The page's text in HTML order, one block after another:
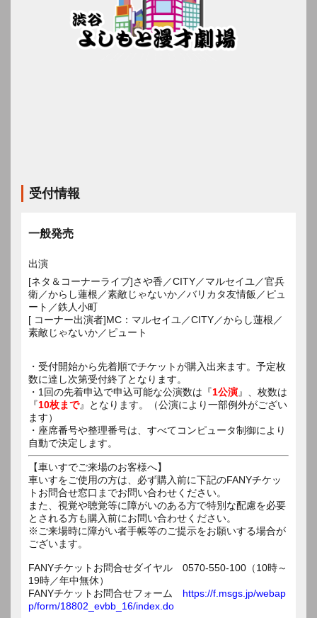
受付情報
一般発売
出演
[ネタ＆コーナーライブ]さや香／CITY／マルセイユ／官兵
衛／からし蓮根／素敵じゃないか／バリカタ友情飯／ピュ
ート／鉄人小町
[ コーナー出演者]MC：マルセイユ／CITY／からし蓮根／
素敵じゃないか／ピュート
・受付開始から先着順でチケットが購入出来ます。予定枚
数に達し次第受付終了となります。
・1回の先着申込で申込可能な公演数は『1公演』、枚数は
『10枚まで』となります。（公演により一部例外がござい
ます）
・座席番号や整理番号は、すべてコンピュータ制御により
自動で決定します。
【車いすでご来場のお客様へ】
車いすをご使用の方は、必ず購入前に下記のFANYチケッ
トお問合せ窓口までお問い合わせください。
また、視覚や聴覚等に障がいのある方で特別な配慮を必要
とされる方も購入前にお問い合わせください。
※ご来場時に障がい者手帳等のご提示をお願いする場合が
ございます。
FANYチケットお問合せダイヤル 0570-550-100（10時～
19時／年中無休）
FANYチケットお問合せフォーム https://f.msgs.jp/webap
p/form/18802_evbb_16/index.do